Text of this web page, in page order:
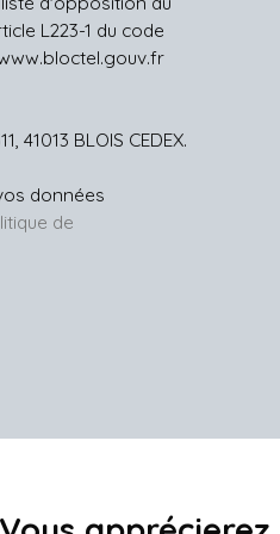
L223-1 du code
41013 BLOIS CEDEX.
données
de